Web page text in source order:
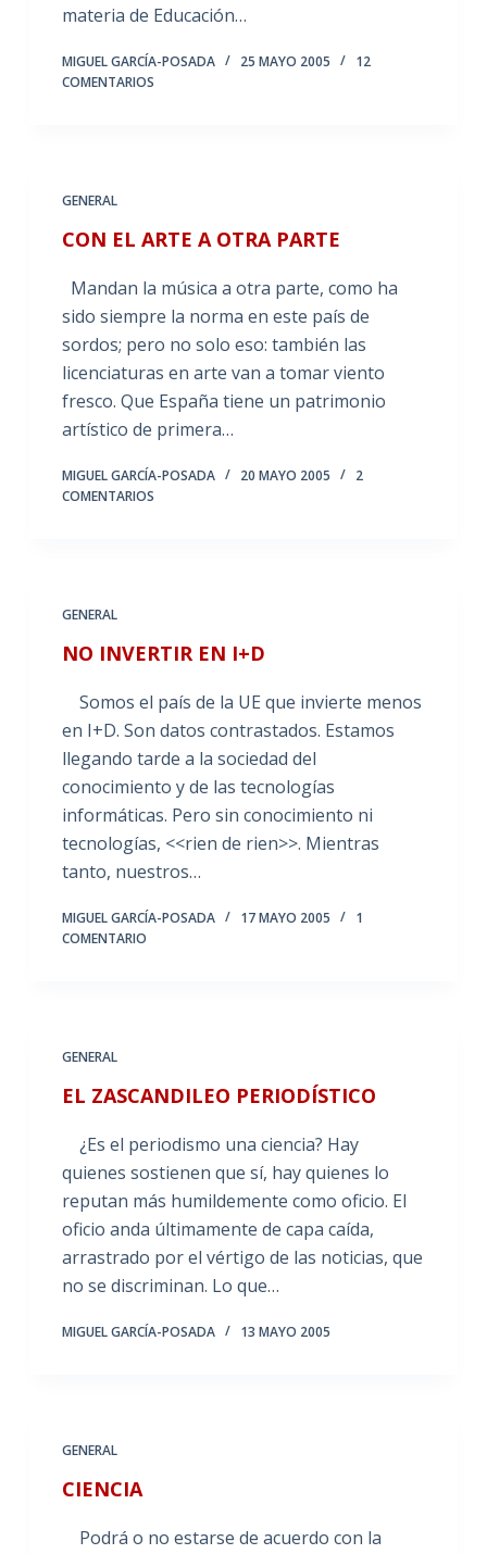
materia de Educación…
MIGUEL GARCÍA-POSADA 25 MAYO 2005
12
COMENTARIOS
GENERAL
CON EL ARTE A OTRA PARTE
Mandan la música a otra parte, como ha
sido siempre la norma en este país de
sordos; pero no solo eso: también las
licenciaturas en arte van a tomar viento
fresco. Que España tiene un patrimonio
artístico de primera…
MIGUEL GARCÍA-POSADA 20 MAYO 2005
2
COMENTARIOS
GENERAL
NO INVERTIR EN I+D
Somos el país de la UE que invierte menos
en I+D. Son datos contrastados. Estamos
llegando tarde a la sociedad del
conocimiento y de las tecnologías
informáticas. Pero sin conocimiento ni
tecnologías, <<rien de rien>>. Mientras
tanto, nuestros…
MIGUEL GARCÍA-POSADA 17 MAYO 2005
1
COMENTARIO
GENERAL
EL ZASCANDILEO PERIODÍSTICO
¿Es el periodismo una ciencia? Hay
quienes sostienen que sí, hay quienes lo
reputan más humildemente como oficio. El
oficio anda últimamente de capa caída,
arrastrado por el vértigo de las noticias, que
no se discriminan. Lo que…
MIGUEL GARCÍA-POSADA 13 MAYO 2005
GENERAL
CIENCIA
Podrá o no estarse de acuerdo con la